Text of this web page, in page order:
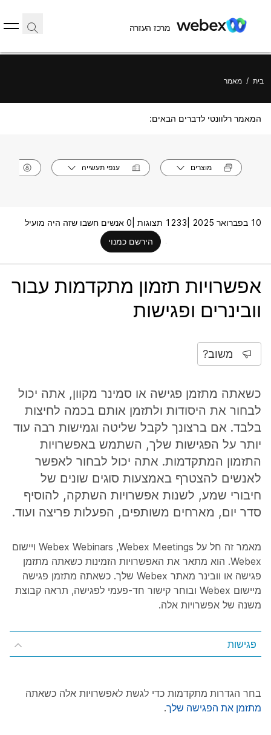
מרכז העזרה
בית / מאמר
המאמר רלוונטי לדברים הבאים:
מוצרים ענפי תעשייה
10 בפברואר 2025 | 1233 תצוגות |
0 אנשים חשבו שזה היה מועיל
הירשם כמנוי
אפשרויות תזמון מתקדמות עבור
וובינרים ופגישות
משוב?
כשאתה מתזמן פגישה או סמינר מקוון, אתה יכול
לבחור את היסודות ולתזמן אותם בכמה לחיצות
בלבד. אם ברצונך לקבל שליטה וגמישות רבה עוד
יותר על הפגישות שלך, השתמש באפשרויות
התזמון המתקדמות. אתה יכול לבחור לאפשר
לאנשים להצטרף באמצעות סוגים שונים של
חיבורי שמע, לשנות אפשרויות השתקה, להוסיף
סדר יום, מארחים משותפים, הפעלות פריצה ועוד.
מאמר זה חל על Webex Meetings‏, Webex Webinars ויישום
Webex. הוא מתאר את האפשרויות הזמינות כשאתה מתזמן
פגישה או וובינר מאתר Webex שלך. כשאתה מתזמן פגישה
מיישום Webex ובוחר קישור חד-פעמי לפגישה, תראה קבוצת
משנה של אפשרויות אלה.
פגישות
בחר הגדרות מתקדמות כדי לגשת לאפשרויות אלה כשאתה
מתזמן את הפגישה שלך.